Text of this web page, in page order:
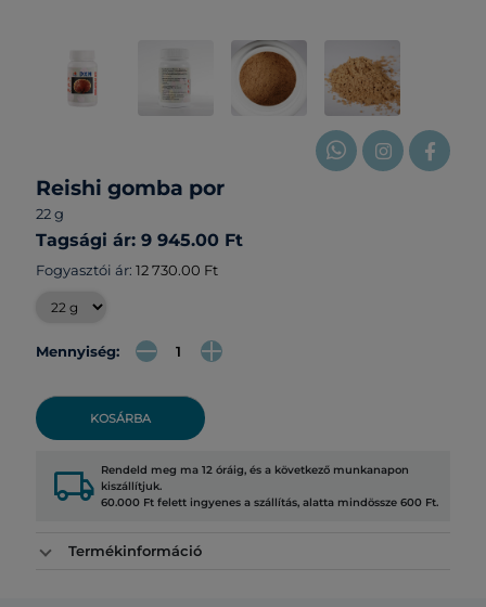
Reishi gomba por
22 g
Tagsági ár: 9 945.00 Ft
Fogyasztói ár: 12 730.00 Ft
Mennyiség:
KOSÁRBA
local_shipping Rendeld meg ma 12 óráig, és a következő munkanapon
kiszállítjuk.
60.000 Ft felett ingyenes a szállítás, alatta mindössze 600 Ft.
Termékinformáció